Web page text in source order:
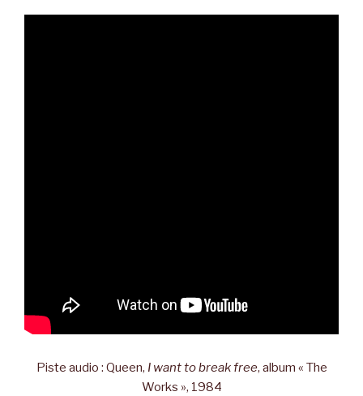
Piste audio : Queen, I want to break free, album « The
Works », 1984